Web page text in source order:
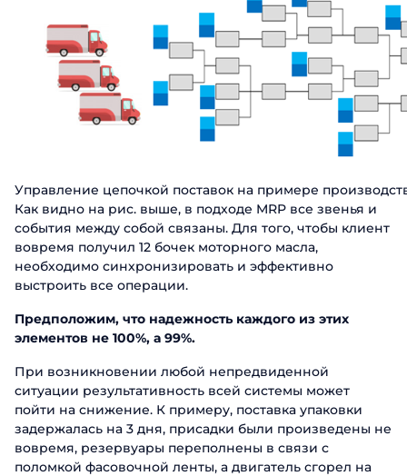
Управление цепочкой поставок на примере
Как видно на рис. выше, в подходе MRP все звенья и
события между собой связаны. Для того, чтобы клиент
вовремя получил 12 бочек моторного масла,
необходимо синхронизировать и эффективно
выстроить все операции.
Предположим, что надежность каждого из этих
элементов не 100%, а 99%.
При возникновении любой непредвиденной
ситуации результативность всей системы может
пойти на снижение. К примеру, поставка упаковки
задержалась на 3 дня, присадки были произведены не
вовремя, резервуары переполнены в связи с
поломкой фасовочной ленты, а двигатель сгорел на